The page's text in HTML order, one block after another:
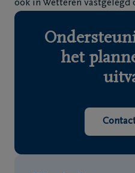
ook in Wetteren vastgelegd
het